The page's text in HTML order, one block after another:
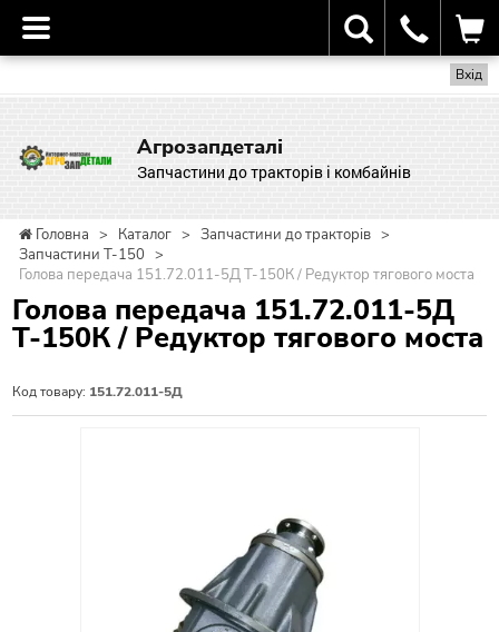
Вхід
Агрозапдеталі
Запчастини до тракторів і комбайнів
Головна > Каталог > Запчастини до тракторів >
Запчастини Т-150 >
Голова передача 151.72.011-5Д Т-150К / Редуктор тягового моста
Голова передача 151.72.011-5Д
Т-150К / Редуктор тягового моста
Код товару: 151.72.011-5Д